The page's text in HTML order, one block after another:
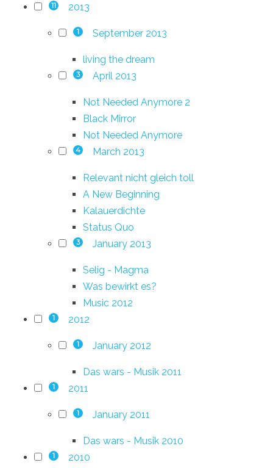
11 2013
1 September 2013
living the dream
3 April 2013
Not Needed Anymore 2
Black Mirror
Not Needed Anymore
4 March 2013
Relevant nicht gleich toll
A New Beginning
Kalauerdichte
Status Quo
3 January 2013
Selig - Magma
Was bewirkt es?
Music 2012
1 2012
1 January 2012
Das wars - Musik 2011
1 2011
1 January 2011
Das wars - Musik 2010
1 2010